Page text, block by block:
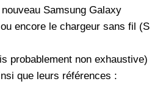
Samsung Galaxy
encore le chargeur sans fil (S
probablement non exhaustive)
que leurs références :